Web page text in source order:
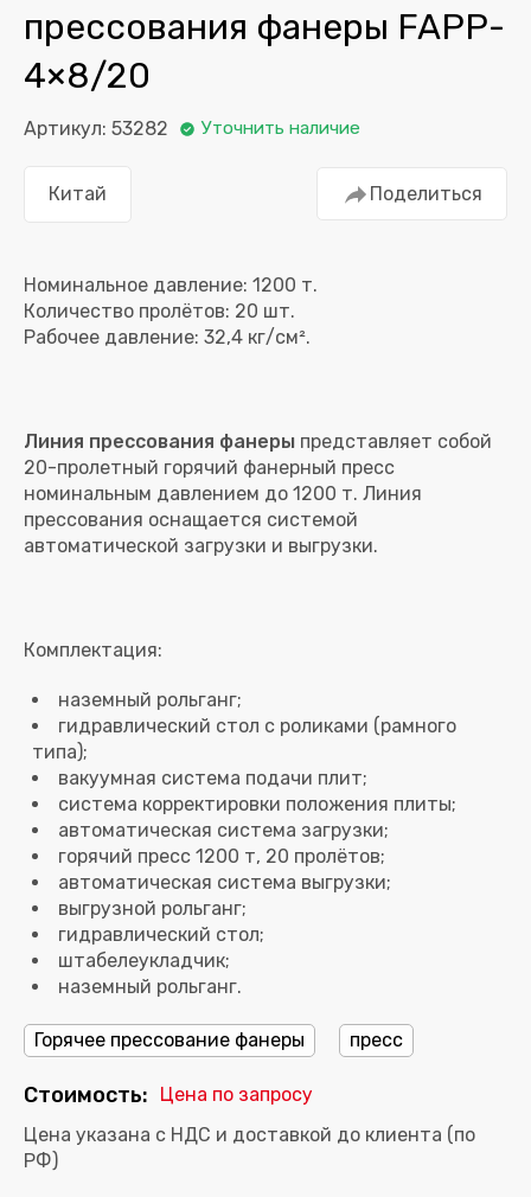
прессования фанеры FAPP-
4×8/20
Артикул: 53282 Уточнить наличие
Китай Поделиться
Номинальное давление: 1200 т.
Количество пролётов: 20 шт.
Линия прессования фанеры представляет собой
20-пролетный горячий фанерный пресс
номинальным давлением до 1200 т. Линия
прессования оснащается системой
наземный рольганг;
гидравлический стол с роликами (рамного
типа);
вакуумная система подачи плит;
система корректировки положения плиты;
автоматическая система загрузки;
горячий пресс 1200 т, 20 пролётов;
автоматическая система выгрузки;
выгрузной рольганг;
гидравлический стол;
штабелеукладчик;
наземный рольганг.
Горячее прессование фанеры пресс
Стоимость:
Цена по запросу
Цена указана с НДС и доставкой до клиента (по
РФ)